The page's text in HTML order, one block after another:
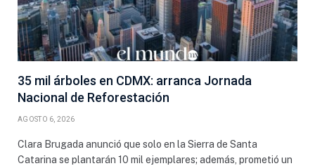
35 mil árboles en CDMX: arranca Jornada
Nacional de Reforestación
AGOSTO 6, 2026
Clara Brugada anunció que solo en la Sierra de Santa
Catarina se plantarán 10 mil ejemplares; además, prometió un